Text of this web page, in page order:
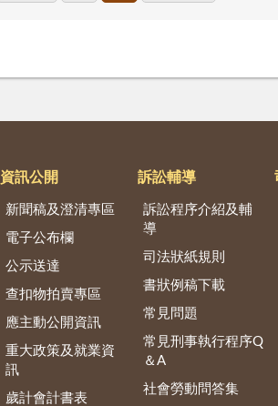
資訊公開
新聞稿及澄清專區
電子公布欄
公示送達
查扣物拍賣專區
應主動公開資訊
重大政策及就業資
訊
歲計會計書表
訴訟輔導
訴訟程序介紹及輔
導
司法狀紙規則
書狀例稿下載
常見問題
常見刑事執行程序Q
＆A
社會勞動問答集